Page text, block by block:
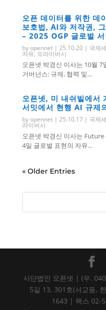
오픈 데이터를 위한 데
보호법, AI와 저작권,
– 2025 OGP 글로벌 서
byopennet| 25.10.20 | 국제
자유, 프라이버시
오픈넷 박경신 이사는 10월 7
거버넌스: 규제, 협력 및...
오픈넷, 미 내쉬빌에서
서밋에서 현행 AI 규제
byopennet| 25.10.17| 국제
라이버시
오픈넷 박경신 이사는
4일 글로벌 표현의 자유...
« Older Entries
사단법인 오픈넷 | (우.
5길 13, 301호(서교동,
1643 | 팩스 02-